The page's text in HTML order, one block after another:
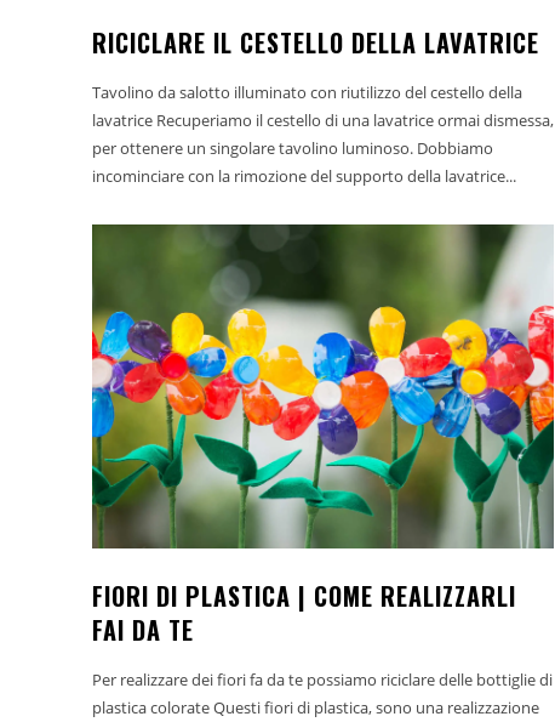
RICICLARE IL CESTELLO DELLA LAVATRICE
Tavolino da salotto illuminato con riutilizzo del cestello della
lavatrice Recuperiamo il cestello di una lavatrice ormai dismessa,
per ottenere un singolare tavolino luminoso. Dobbiamo
incominciare con la rimozione del supporto della lavatrice...
FIORI DI PLASTICA | COME REALIZZARLI
FAI DA TE
Per realizzare dei fiori fa da te possiamo riciclare delle bottiglie di
plastica colorate Questi fiori di plastica, sono una realizzazione